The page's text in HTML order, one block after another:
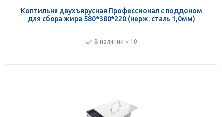
Коптильня двухъярусная Профессионал с поддоном
для сбора жира 580*380*220 (нерж. сталь 1,0мм)
В наличии < 10